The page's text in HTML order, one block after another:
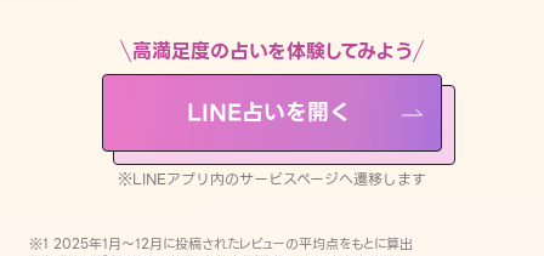
※LINEアプリ内のサービスページへ遷移します
高満足度の占いを体験してみよう
LINE占いを開く
※LINEアプリ内のサービスページへ遷移します
※1 2025年1月〜12月に投稿されたレビューの平均点をもとに算出